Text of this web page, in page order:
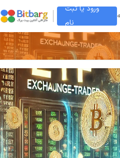
ورود یا ثبت
نام